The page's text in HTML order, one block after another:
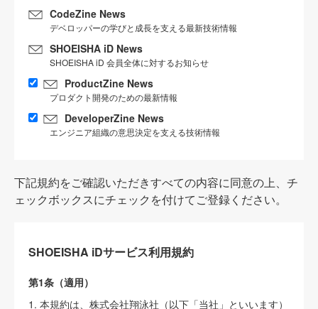
CodeZine News
デベロッパーの学びと成長を支える最新技術情報
SHOEISHA iD News
SHOEISHA iD 会員全体に対するお知らせ
ProductZine News
プロダクト開発のための最新情報
DeveloperZine News
エンジニア組織の意思決定を支える技術情報
下記規約をご確認いただきすべての内容に同意の上、チ
ェックボックスにチェックを付けてご登録ください。
SHOEISHA iDサービス利用規約
第1条（適用）
1. 本規約は、株式会社翔泳社（以下「当社」といいます）